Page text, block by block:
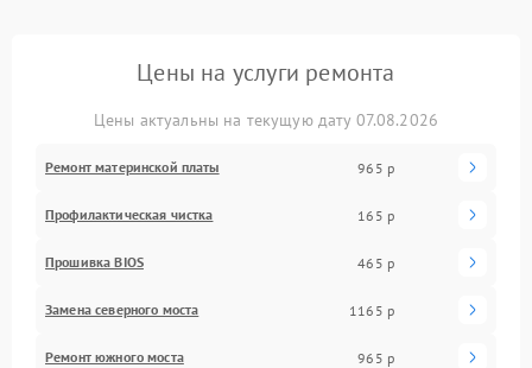
Цены на услуги ремонта
Цены актуальны на текущую дату 07.08.2026
Ремонт материнской платы 965 р
Профилактическая чистка 165 р
Прошивка BIOS 465 р
Замена северного моста 1165 р
Ремонт южного моста 965 р